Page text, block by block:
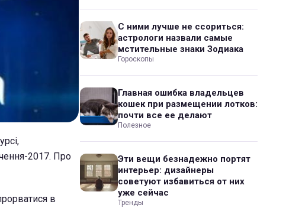
2017. Про
в
С ними лучше не ссориться:
астрологи назвали самые
мстительные знаки Зодиака
Гороскопы
Главная ошибка владельцев
кошек при размещении лотков:
почти все ее делают
Полезное
Эти вещи безнадежно портят
интерьер: дизайнеры
советуют избавиться от них
уже сейчас
Тренды